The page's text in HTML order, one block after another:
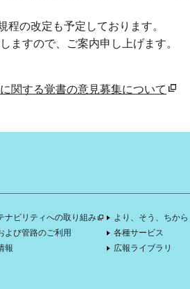
の改定も予定しております。
ますので、ご案内申し上げます。
関する覚書の意見募集について
ナビリティへの取り組み
より、そう、ちから
よび管路のご利用
各種サービス
報 広報ライブラリ